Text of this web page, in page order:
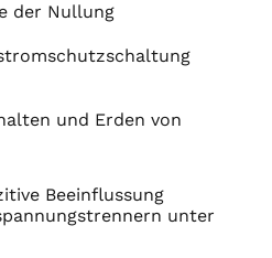
der Nullung
und Erden von
Beeinflussung
unter